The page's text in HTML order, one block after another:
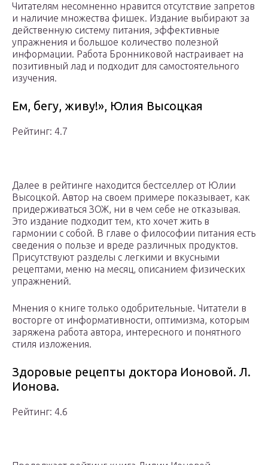
Читателям несомненно нравится отсутствие запретов
и наличие множества фишек. Издание выбирают за
действенную систему питания, эффективные
упражнения и большое количество полезной
информации. Работа Бронниковой настраивает на
позитивный лад и подходит для самостоятельного
изучения.
Ем, бегу, живу!», Юлия Высоцкая
Рейтинг: 4.7
Далее в рейтинге находится бестселлер от Юлии
Высоцкой. Автор на своем примере показывает, как
придерживаться ЗОЖ, ни в чем себе не отказывая.
Это издание подходит тем, кто хочет жить в
гармонии с собой. В главе о философии питания есть
сведения о пользе и вреде различных продуктов.
Присутствуют разделы с легкими и вкусными
рецептами, меню на месяц, описанием физических
упражнений.
Мнения о книге только одобрительные. Читатели в
восторге от информативности, оптимизма, которым
заряжена работа автора, интересного и понятного
стиля изложения.
Здоровые рецепты доктора Ионовой. Л.
Ионова.
Рейтинг: 4.6